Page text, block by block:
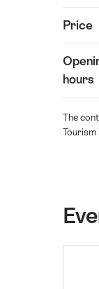
Price
hours
The